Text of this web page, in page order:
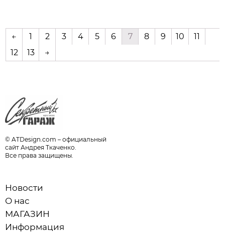
← 1 2 3 4 5 6 7 8 9 10
11
12
13 →
© ATDesign.com – официальный
сайт Андрея Ткаченко.
Все права защищены.
Новости
О нас
МАГАЗИН
Информация